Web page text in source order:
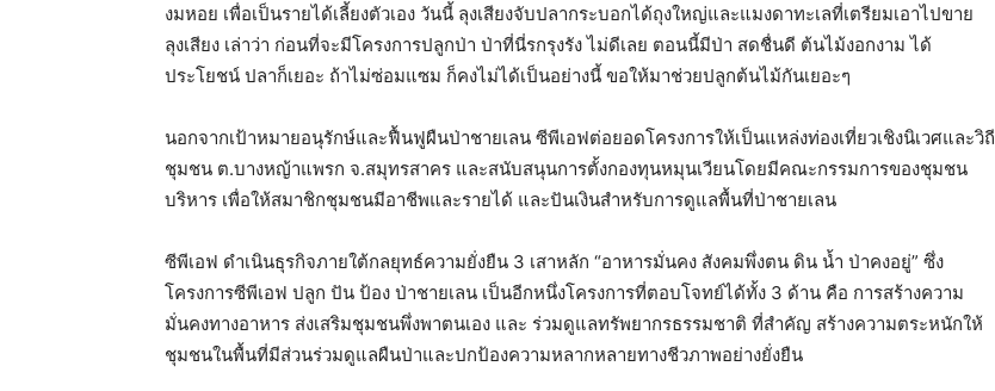
งมหอย เพื่อเป็นรายได้เลี้ยงตัวเอง วันนี้ ลุงเสียงจับปลากระบอกได้ถุงใหญ่และแมงดาทะเลที่เตรียมเอาไปขาย
ลุงเสียง เล่าว่า ก่อนที่จะมีโครงการปลูกป่า ป่าที่นี่รกรุงรัง ไม่ดีเลย ตอนนี้มีป่า สดชื่นดี ต้นไม้งอกงาม ได้
ประโยชน์ ปลาก็เยอะ ถ้าไม่ซ่อมแซม ก็คงไม่ได้เป็นอย่างนี้ ขอให้มาช่วยปลูกต้นไม้กันเยอะๆ
นอกจากเป้าหมายอนุรักษ์และฟื้นฟูผืนป่าชายเลน ซีพีเอฟต่อยอดโครงการให้เป็นแหล่งท่องเที่ยวเชิงนิเวศและวิถี
ชุมชน ต.บางหญ้าแพรก จ.สมุทรสาคร และสนับสนุนการตั้งกองทุนหมุนเวียนโดยมีคณะกรรมการของชุมชน
บริหาร เพื่อให้สมาชิกชุมชนมีอาชีพและรายได้ และปันเงินสำหรับการดูแลพื้นที่ป่าชายเลน
ซีพีเอฟ ดำเนินธุรกิจภายใต้กลยุทธ์ความยั่งยืน 3 เสาหลัก “อาหารมั่นคง สังคมพึ่งตน ดิน น้ำ ป่าคงอยู่” ซึ่ง
โครงการซีพีเอฟ ปลูก ปัน ป้อง ป่าชายเลน เป็นอีกหนึ่งโครงการที่ตอบโจทย์ได้ทั้ง 3 ด้าน คือ การสร้างความ
มั่นคงทางอาหาร ส่งเสริมชุมชนพึ่งพาตนเอง และ ร่วมดูแลทรัพยากรธรรมชาติ ที่สำคัญ สร้างความตระหนักให้
ชุมชนในพื้นที่มีส่วนร่วมดูแลผืนป่าและปกป้องความหลากหลายทางชีวภาพอย่างยั่งยืน